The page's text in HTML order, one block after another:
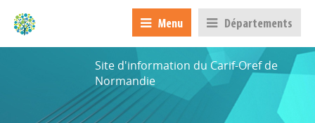
Menu Départements
Site d'information du Carif-Oref de
Normandie